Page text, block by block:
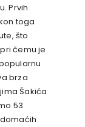
Prvih
toga
što
čemu je
brza
Šakića
53